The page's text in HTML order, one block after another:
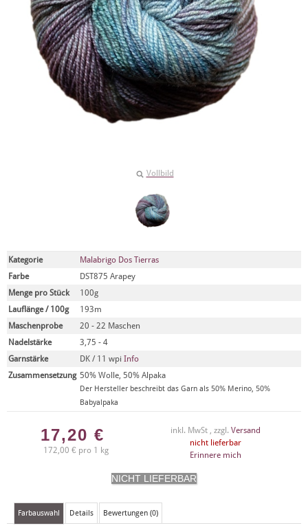
Vollbild
Kategorie
Malabrigo Dos Tierras
Farbe
DST875 Arapey
Menge pro Stück
100g
Lauflänge / 100g
193m
Maschenprobe
20 - 22 Maschen
Nadelstärke
3,75 - 4
Garnstärke
DK / 11 wpi Info
Zusammensetzung 50% Wolle, 50% Alpaka
Der Hersteller beschreibt das Garn als 50% Merino, 50%
Babyalpaka
17,20 €
172,00 € pro 1 kg
inkl. MwSt , zzgl. Versand
nicht lieferbar
Erinnere mich
Farbauswahl Details Bewertungen (0)